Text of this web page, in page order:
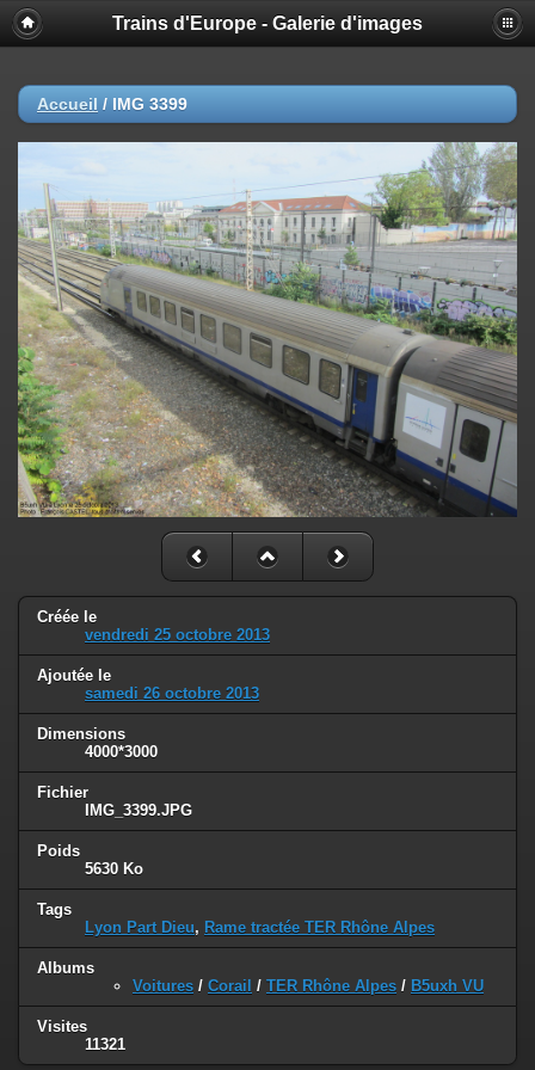
Trains d'Europe - Galerie d'images
Accueil / IMG 3399
Créée le
vendredi 25 octobre 2013
Ajoutée le
samedi 26 octobre 2013
Dimensions
4000*3000
Fichier
IMG_3399.JPG
Poids
5630 Ko
Tags
Lyon Part Dieu, Rame tractée TER Rhône Alpes
Albums
Voitures / Corail / TER Rhône Alpes / B5uxh VU
Visites
11321